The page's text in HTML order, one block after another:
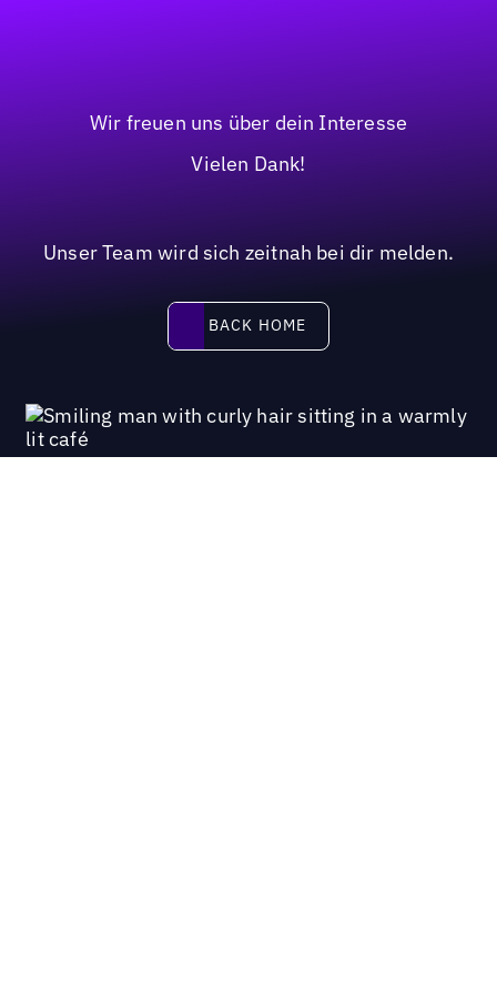
Wir freuen uns über dein Interesse
Vielen Dank!
Unser Team wird sich zeitnah bei dir melden.
BACK HOME
BACK HOME